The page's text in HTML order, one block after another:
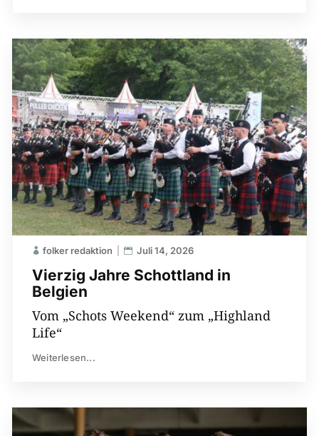
Vierzig Jahre Schottland in
Belgien
folker redaktion Juli 14, 2026
Vom „Schots Weekend“ zum „Highland
Life“
Weiterlesen...